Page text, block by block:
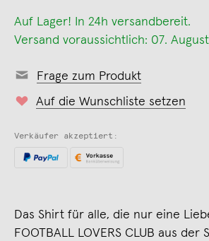
Auf Lager! In 24h versandbereit.
Versand voraussichtlich: 07.
Frage zum Produkt
Auf die Wunschliste setzen
Verkäufer akzeptiert:
Das Shirt für alle, die nur eine
FOOTBALL LOVERS CLUB aus der